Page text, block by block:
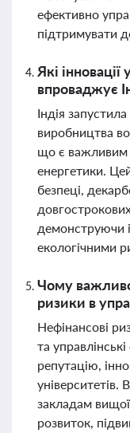
ефективно
підтримувати
Які
впроваджує
Індія
виробництва
що є важливим
енергетики.
безпеці,
демонструючи
екологічними
Чому
ризики в
Нефінансові
та
репутацію,
університетів.
закладам
розвиток,